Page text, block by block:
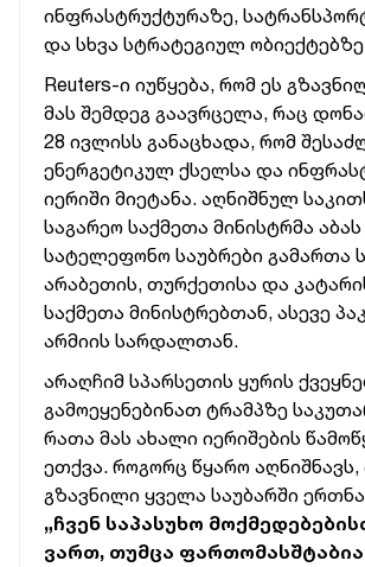
ინფრასტრუქტურაზე,
და სხვა სტრატეგიულ
Reuters-ი იუწყება, რომ ეს
მას შემდეგ გაავრცელა, რაც
28 ივლისს განაცხადა, რომ
ენერგეტიკულ ქსელსა და
იერიში მიეტანა. აღნიშნულ
საგარეო საქმეთა მინისტრმა
სატელეფონო საუბრები გამართა
არაბეთის, თურქეთისა და
საქმეთა მინისტრებთან, ასევე
არმიის სარდალთან.
არაღჩიმ სპარსეთის ყურის
გამოეყენებინათ ტრამპზე
რათა მას ახალი იერიშების
ეთქვა. როგორც წყარო აღნიშნავს,
გზავნილი ყველა საუბარში
„ჩვენ საპასუხო
ვართ, თუმცა